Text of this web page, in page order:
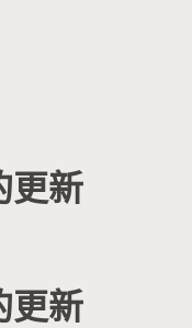
更新
更新